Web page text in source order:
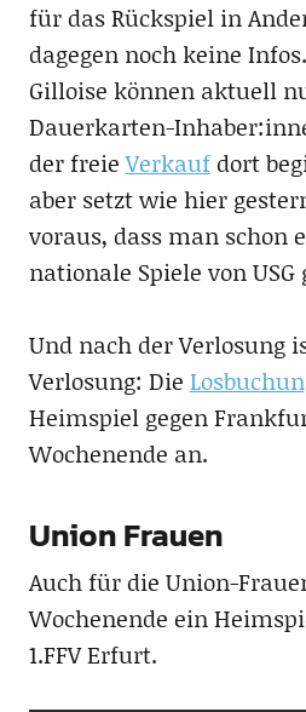
für das Rückspiel in
dagegen noch keine
Gilloise können aktuell
Dauerkarten-
der freieVerkaufdort
aber setzt wie hier
voraus, dass man schon
nationale Spiele von
Und nach der Verlosung
Verlosung: Die
Heimspiel gegen
Wochenende an.
Union Frauen
Auch für die Union-
Wochenende ein
1.FFV Erfurt.